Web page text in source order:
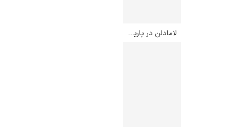
لامادلن در پاریس – آنتون بلانشارد